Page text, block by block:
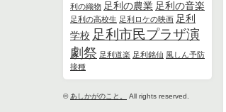
利の織物 足利の農業 足利の音楽
足利の高校生 足利ロケの映画 足利
学校 足利市民プラザ演
劇祭 足利道楽 足利銘仙 風しん予防
接種
© あしかがのこと。 All rights reserved.